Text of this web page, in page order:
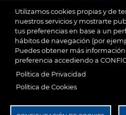
Utilizamos cookies propias y de
nuestros servicios y mostrarte
tus preferencias en base a un
hábitos de navegación (por
Puedes obtener más
preferencia accediendo a
Política de Privacidad
Política de Cookies
© 2026
Ayuntamiento de Villaseca de